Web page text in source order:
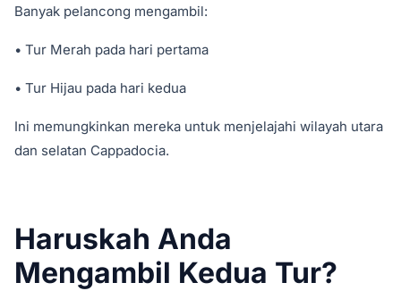
Banyak pelancong mengambil:
• Tur Merah pada hari pertama
• Tur Hijau pada hari kedua
Ini memungkinkan mereka untuk menjelajahi wilayah utara
dan selatan Cappadocia.
Haruskah Anda
Mengambil Kedua Tur?